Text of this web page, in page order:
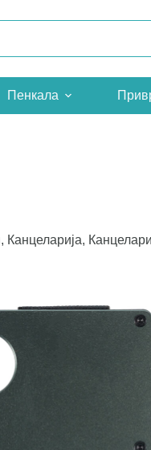
Пенкала
, Канцеларија,